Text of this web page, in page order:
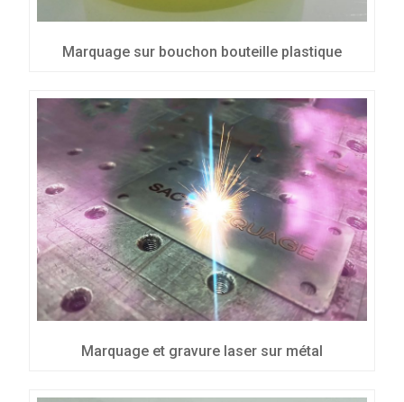
Marquage sur bouchon bouteille plastique
Marquage et gravure laser sur métal